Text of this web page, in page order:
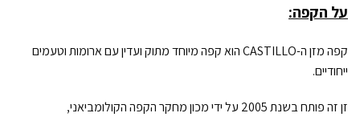
על הקפה:
קפה מזן ה-CASTILLO הוא קפה מיוחד מתוק ועדין עם ארומות וטעמים
ייחודיים.
זן זה פותח בשנת 2005 על ידי מכון מחקר הקפה הקולומביאני,